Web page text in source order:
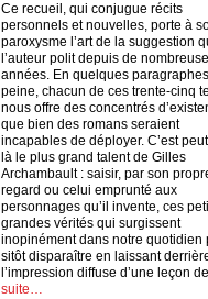
Ce recueil, qui conjugue récits
personnels et nouvelles, porte à
paroxysme l’art de la suggestion
l’auteur polit depuis de
années. En quelques
peine, chacun de ces trente-cinq
nous offre des concentrés
que bien des romans seraient
incapables de déployer. C’est
là le plus grand talent de Gilles
Archambault : saisir, par son
regard ou celui emprunté aux
personnages qu’il invente, ces
grandes vérités qui surgissent
inopinément dans notre quotidien
sitôt disparaître en laissant
l’impression diffuse d’une leçon
suite…